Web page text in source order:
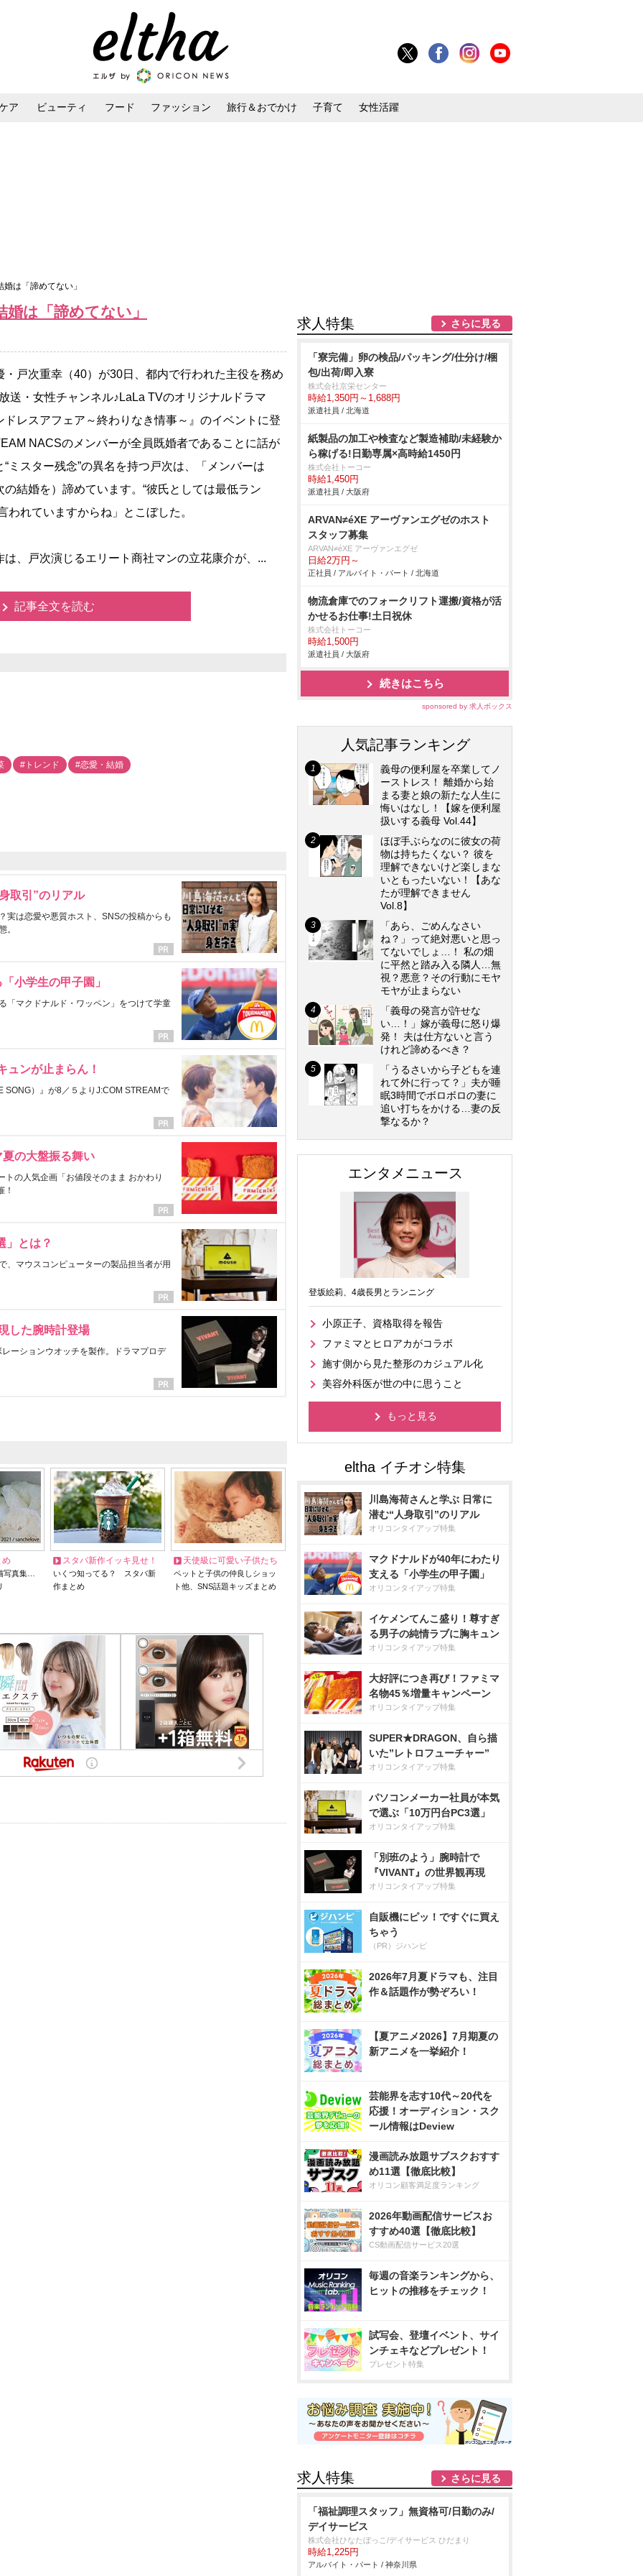
ア ビューティ フード ファッション 旅行＆おでかけ 子育て 女性活躍
は「諦めてない」
は「諦めてない」
戸次重幸（40）が30日、都内で行われた主役を務め
送・女性チャンネル♪LaLa TVのオリジナルドラマ
ドレスアフェア～終わりなき情事～』のイベントに登
NACSのメンバーが全員既婚者であることに話が
“ミスター残念”の異名を持つ戸次は、「メンバーは
の結婚を）諦めています。“彼氏としては最低ラン
われていますからね」とこぼした。
、戸次演じるエリート商社マンの立花康介が、...
記事全文を読む
#トレンド #恋愛・結婚
取引”のリアル
実は恋愛や悪質ホスト、SNSの投稿からも
。
小学生の甲子園」
「マクドナルド・ワッペン」をつけて学童
ュンが止まらん！
SONG）』が8／５よりJ:COM STREAMで
の大盤振る舞い
の人気企画「お値段そのまま おかわり
！
」とは？
、マウスコンピューターの製品担当者が用
した腕時計登場
ーションウオッチを製作。ドラマプロデ
め
写真集…
スタバ新作イッキ見せ！
いくつ知ってる？ スタバ新
作まとめ
天使級に可愛い子供たち
ペットと子供の仲良しショッ
ト他、SNS話題キッズまとめ
求人特集 さらに見る
「寮完備」卵の検品/パッキング/仕分け/梱
包/出荷/即入寮
株式会社京栄センター
時給1,350円～1,688円
派遣社員 / 北海道
紙製品の加工や検査など製造補助/未経験か
ら稼げる!日勤専属×高時給1450円
株式会社トーコー
時給1,450円
派遣社員 / 大阪府
ARVAN≠éXE アーヴァンエグゼのホスト
スタッフ募集
ARVAN≠éXE アーヴァンエグゼ
日給2万円～
正社員 / アルバイト・パート / 北海道
物流倉庫でのフォークリフト運搬/資格が活
かせるお仕事!土日祝休
株式会社トーコー
時給1,500円
派遣社員 / 大阪府
続きはこちら
sponsored by 求人ボックス
人気記事ランキング
義母の便利屋を卒業してノ
ーストレス！ 離婚から始
まる妻と娘の新たな人生に
悔いはなし！【嫁を便利屋
扱いする義母 Vol.44】
ほぼ手ぶらなのに彼女の荷
物は持ちたくない？ 彼を
理解できないけど楽しまな
いともったいない！【あな
たが理解できません
Vol.8】
「あら、ごめんなさい
ね？」って絶対悪いと思っ
てないでしょ…！ 私の畑
に平然と踏み入る隣人…無
視？悪意？その行動にモヤ
モヤが止まらない
「義母の発言が許せな
い…！」嫁が義母に怒り爆
発！ 夫は仕方ないと言う
けれど諦めるべき？
「うるさいから子どもを連
れて外に行って？」夫が睡
眠3時間でボロボロの妻に
追い打ちをかける…妻の反
撃なるか？
エンタメニュース
登坂絵莉、4歳長男とランニング
小原正子、資格取得を報告
ファミマとヒロアカがコラボ
施す側から見た整形のカジュアル化
美容外科医が世の中に思うこと
もっと見る
川島海荷さんと学ぶ 日常に
潜む“人身取引”のリアル
オリコンタイアップ特集
マクドナルドが40年にわたり
支える「小学生の甲子園」
オリコンタイアップ特集
イケメンてんこ盛り！尊すぎ
る男子の純情ラブに胸キュン
オリコンタイアップ特集
大好評につき再び！ファミマ
名物45％増量キャンペーン
オリコンタイアップ特集
SUPER★DRAGON、自ら描
いた”レトロフューチャー”
オリコンタイアップ特集
パソコンメーカー社員が本気
で選ぶ「10万円台PC3選」
オリコンタイアップ特集
「別班のよう」腕時計で
『VIVANT』の世界観再現
オリコンタイアップ特集
自販機にピッ！ですぐに買え
ちゃう
（PR）ジハンピ
2026年7月夏ドラマも、注目
作＆話題作が勢ぞろい！
【夏アニメ2026】7月期夏の
新アニメを一挙紹介！
芸能界を志す10代～20代を
応援！オーディション・スク
ール情報はDeview
漫画読み放題サブスクおすす
め11選【徹底比較】
オリコン顧客満足度ランキング
2026年動画配信サービスお
すすめ40選【徹底比較】
CS動画配信サービス20選
毎週の音楽ランキングから、
ヒットの推移をチェック！
試写会、登壇イベント、サイ
ンチェキなどプレゼント！
プレゼント特集
求人特集 さらに見る
「福祉調理スタッフ」無資格可/日勤のみ/
デイサービス
株式会社ひなたぼっこ/デイサービス ひだまり
時給1,225円
アルバイト・パート / 神奈川県